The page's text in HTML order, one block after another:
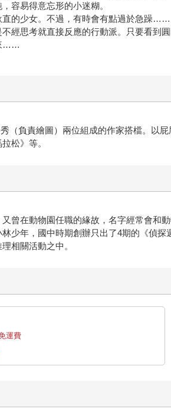
易得意忘形的小迷糊。
的少女。不過，有時會有點過於急躁……
思考就直接反應的行動派。只要看到圓
……
負責繪圖）兩位組成的作家搭檔。以
松》等。
在動物園任職的緣故，名字經常會和
少年，國中時期創辦只出了4期的《偵
相關活動之中。
運費